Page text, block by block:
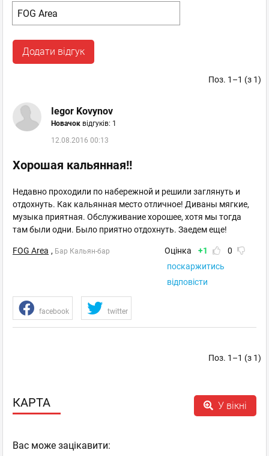
Додати відгук
Поз. 1–1 (з 1)
Iegor Kovynov
Новачок відгуків: 1
12.08.2016 00:13
Хорошая кальянная!!
Недавно проходили по набережной и решили заглянуть и
отдохнуть. Как кальянная место отличное! Диваны мягкие,
музыка приятная. Обслуживание хорошее, хотя мы тогда
там были одни. Было приятно отдохнуть. Заедем еще!
FOG Area , Бар Кальян-бар Оцінка +1
0
поскаржитись
відповісти
facebook twitter
Поз. 1–1 (з 1)
КАРТА У вікні
Вас може зацікавити: